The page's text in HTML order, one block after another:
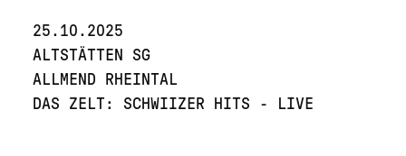
25.10.2025
ALTSTÄTTEN SG
ALLMEND RHEINTAL
DAS ZELT: SCHWIIZER HITS - LIVE